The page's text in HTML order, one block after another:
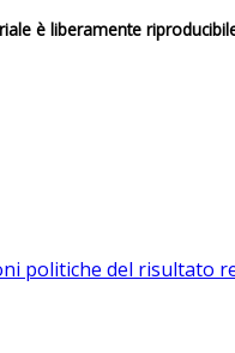
è liberamente
politiche del risultato